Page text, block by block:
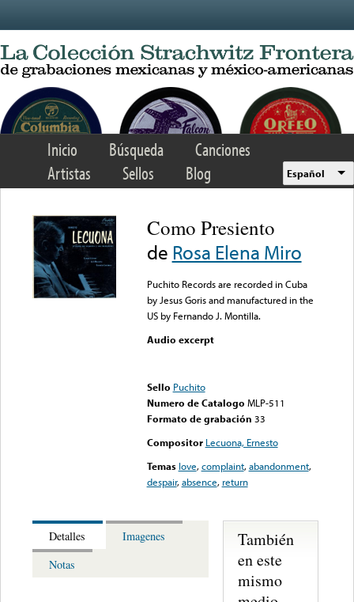
Inicio Búsqueda
Canciones
Artistas
Sellos Blog Español
Como Presiento
de Rosa Elena Miro
Puchito Records are recorded in Cuba
by Jesus Goris and manufactured in the
US by Fernando J. Montilla.
Audio excerpt
Sello Puchito
Numero de Catalogo MLP-511
Formato de grabación 33
Compositor Lecuona, Ernesto
Temas love,complaint,abandonment,
despair,absence, return
Detalles
Imagenes
Notas
También
en este
mismo